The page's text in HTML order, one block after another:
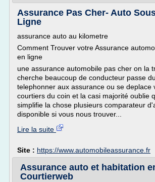
Assurance Pas Cher- Auto
Ligne
assurance auto au kilometre
Comment Trouver votre Assurance
en ligne
une assurance automobile pas cher on la
cherche beaucoup de conducteur passe
telephonner aux assurance ou se deplace
courtiers du coin et la casi majorité oublie
simplifie la chose plusieurs comparateur
disponible si vous nous trouver...
Lire la suite
Site : https://www.automobileassurance.fr
Assurance auto et habitation
Courtierweb